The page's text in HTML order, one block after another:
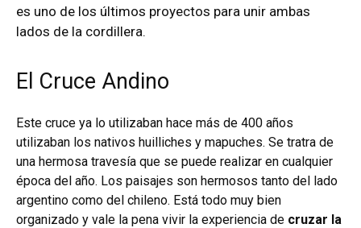
es uno de los últimos proyectos para unir ambas
lados de la cordillera.
El Cruce Andino
Este cruce ya lo utilizaban hace más de 400 años
utilizaban los nativos huilliches y mapuches. Se tratra de
una hermosa travesía que se puede realizar en cualquier
época del año. Los paisajes son hermosos tanto del lado
argentino como del chileno. Está todo muy bien
organizado y vale la pena vivir la experiencia de cruzar la